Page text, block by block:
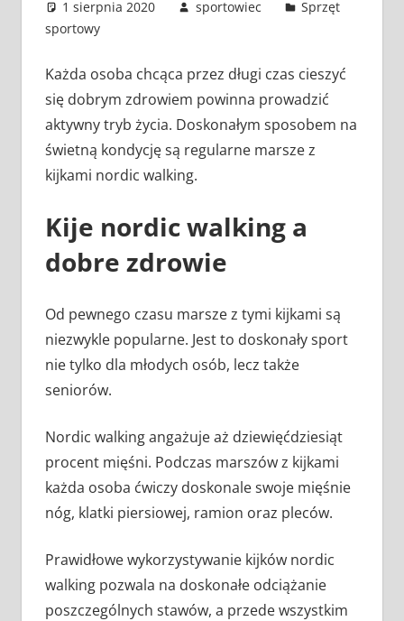
1 sierpnia 2020 sportowiec
Sprzęt
sportowy
Każda osoba chcąca przez długi czas cieszyć
się dobrym zdrowiem powinna prowadzić
aktywny tryb życia. Doskonałym sposobem na
świetną kondycję są regularne marsze z
kijkami nordic walking.
Kije nordic walking a
dobre zdrowie
Od pewnego czasu marsze z tymi kijkami są
niezwykle popularne. Jest to doskonały sport
nie tylko dla młodych osób, lecz także
seniorów.
Nordic walking angażuje aż dziewięćdziesiąt
procent mięśni. Podczas marszów z kijkami
każda osoba ćwiczy doskonale swoje mięśnie
nóg, klatki piersiowej, ramion oraz pleców.
Prawidłowe wykorzystywanie kijków nordic
walking pozwala na doskonałe odciążanie
poszczególnych stawów, a przede wszystkim